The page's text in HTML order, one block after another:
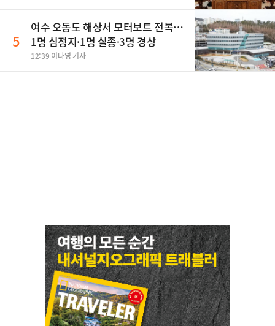
5
여수 오동도 해상서 모터보트 전복…
1명 심정지·1명 실종·3명 경상
12:39 이나영 기자